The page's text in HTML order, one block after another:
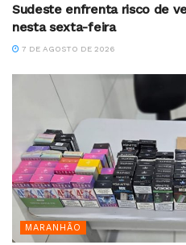
Sudeste enfrenta risco de
nesta sexta-feira
7 DE AGOSTO DE 2026
MARANHÃO